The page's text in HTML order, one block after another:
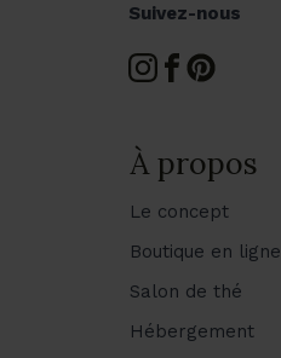
Suivez-nous
À propos
Le concept
Boutique en ligne
Salon de thé
Hébergement